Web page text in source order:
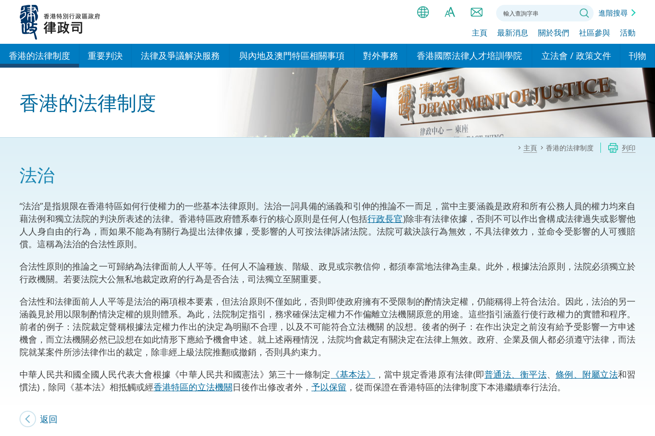
內
简
EN
Bahasa Indonesia (印尼語)
हिन्दी (印度語)
नेपाली (尼泊爾語)
اردو (烏爾都語)
Tiếng Việt (越南語)
A
A
進階搜尋
主頁 最新消息 關於我們 社區參與 活動
香港的法律制度 重要判決 法律及爭議解決服務
香港專業服務出海平台
網上爭議解決及法律科技
體育爭議解決先導計劃
法律樞紐
促成交易和爭議解決服務中心
與內地及澳門特區相關事項
香港與內地相互認可和執行民
商事案件判決的安排
關於建立更緊密經貿關係的安
與澳門特區的安排
“一帶一路”建設
對外事務
國際政府機構在香港設立辦事
處或運作
多邊協定
其他協定
香港國際法律人才培訓學院
我們的學院
我們的專家委員會
我們的辦公室
我們的培訓課程和能力建設項
我們的年度回顧 2024-2025
立法會 / 政策文件
現行政策措施
政策文件
特別財務委員會
刊物
基本
粵港
香港
民事
國際
法律
一般
香港的法律制度
主頁 香港的法律制度 列印
法治
“法治”是指規限在香港特區如何行使權力的一些基本法律原則。法治一詞具備的涵義和引伸的推論不一而足，當中主要涵義是政府和所有公務人員的權力均來自
藉法例和獨立法院的判決所表述的法律。香港特區政府體系奉行的核心原則是任何人(包括行政長官)除非有法律依據，否則不可以作出會構成法律過失或影響他
人人身自由的行為，而如果不能為有關行為提出法律依據，受影響的人可按法律訴諸法院。法院可裁決該行為無效，不具法律效力，並命令受影響的人可獲賠
償。這稱為法治的合法性原則。
合法性原則的推論之一可歸納為法律面前人人平等。任何人不論種族、階級、政見或宗教信仰，都須奉當地法律為圭臬。此外，根據法治原則，法院必須獨立於
行政機關。若要法院大公無私地裁定政府的行為是否合法，司法獨立至關重要。
合法性和法律面前人人平等是法治的兩項根本要素，但法治原則不僅如此，否則即使政府擁有不受限制的酌情決定權，仍能稱得上符合法治。因此，法治的另一
涵義見於用以限制酌情決定權的規則體系。為此，法院制定指引，務求確保法定權力不作偏離立法機關原意的用途。這些指引涵蓋行使行政權力的實體和程序。
前者的例子：法院裁定聲稱根據法定權力作出的決定為明顯不合理，以及不可能符合立法機關 的設想。後者的例子：在作出決定之前沒有給予受影響一方申述
機會，而立法機關必然已設想在如此情形下應給予機會申述。就上述兩種情況，法院均會裁定有關決定在法律上無效。政府、企業及個人都必須遵守法律，而法
院就某案件所涉法律作出的裁定，除非經上級法院推翻或撤銷，否則具約束力。
中華人民共和國全國人民代表大會根據《中華人民共和國憲法》第三十一條制定 《基本法》 ，當中規定香港原有法律(即普通法、衡平法、條例、附屬立法和習
慣法)，除同《基本法》相抵觸或經香港特區的立法機關日後作出修改者外， 予以保留 ，從而保證在香港特區的法律制度下本港繼續奉行法治。
返回